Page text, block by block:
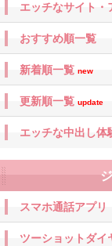
エッチなサイト・
おすすめ順一覧
新着順一覧 new
更新順一覧 update
エッチな中出し体
スマホ通話アプリ
ツーショットダイ